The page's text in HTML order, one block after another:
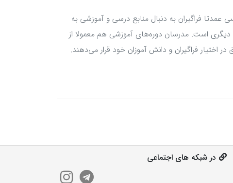
عمدتا فراگیران به دنبال منابع درسی و آموزشی به
دیگری است. مدرسان دوره‌های آموزشی هم معمولا از
اختیار فراگیران و دانش آموزان خود قرار می‌دهند.
در شبکه های اجتماعی